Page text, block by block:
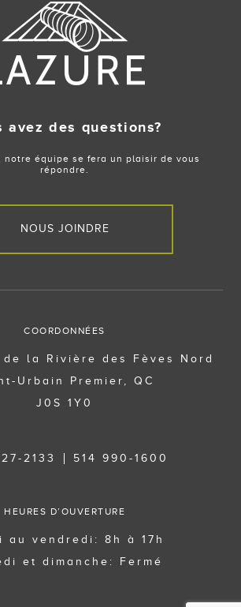
avez des questions?
notre équipe se fera un plaisir de vous
répondre.
NOUS JOINDRE
COORDONNÉES
de la Rivière des Fèves Nord
Urbain Premier, QC
J0S 1Y0
2133 514 990-1600
HEURES D’OUVERTURE
au vendredi: 8h à 17h
et dimanche: Fermé